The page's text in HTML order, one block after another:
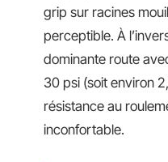
grip sur racines
perceptible. À
dominante route
30 psi (soit environ
résistance au
inconfortable.